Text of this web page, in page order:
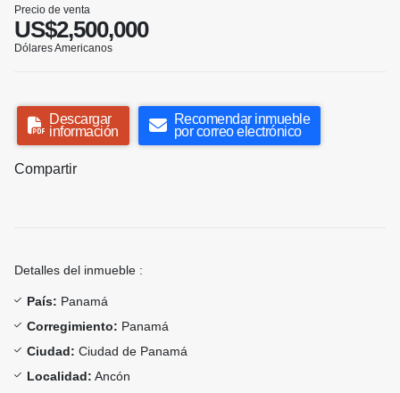
Precio de venta
US$2,500,000
Dólares Americanos
Descargar
información
Recomendar inmueble
por correo electrónico
Compartir
Detalles del inmueble :
País: Panamá
Corregimiento: Panamá
Ciudad: Ciudad de Panamá
Localidad: Ancón